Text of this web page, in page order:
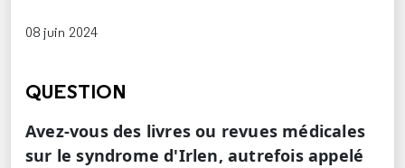
08 juin 2024
QUESTION
Avez-vous des livres ou revues médicales
sur le syndrome d'Irlen, autrefois appelé